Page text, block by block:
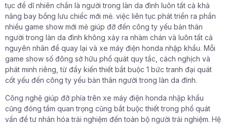
tục để dĩ nhiên chắn là người trong làn da đình luôn tất cả khả
năng bay bổng lưu chiếc mới mẻ. việc liên tục phát triển ra phần
nhiều game show mới mẻ giúp đỡ đến công ty yếu bản thân
người trong làn da đình không xảy ra nhàm chán và luôn tất cả
nguyên nhân để quay lại và xe máy điện honda nhập khẩu. Mỗi
game show số đông sở hữu phổ quát quy tắc, cách nghịch và
phát minh riêng, từ đấy kiến thiết bắt buộc 1 bức tranh đại quát
cốt yếu đến công ty yếu bản thân người trong làn da đình.
Công nghệ giúp đỡ phía trên xe máy điện honda nhập khẩu
cũng đóng tầm quan trọng cũng bắt buộc thiết trong phổ quát
vấn đề tư nhân hóa trải nghiệm đến toàn bộ người trải nghiệm. Hệ